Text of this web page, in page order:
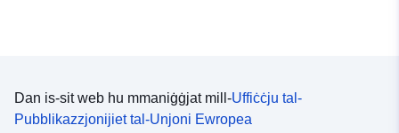
Dan is-sit web hu mmaniġġjat mill-Uffiċċju tal-
Pubblikazzjonijiet tal-Unjoni Ewropea